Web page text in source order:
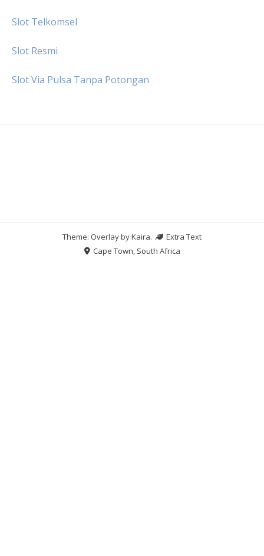
Slot Telkomsel
Slot Resmi
Slot Via Pulsa Tanpa Potongan
Theme: Overlay byKaira.
Extra Text
Cape Town, South Africa